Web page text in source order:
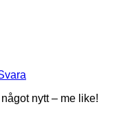
nytt – me like!